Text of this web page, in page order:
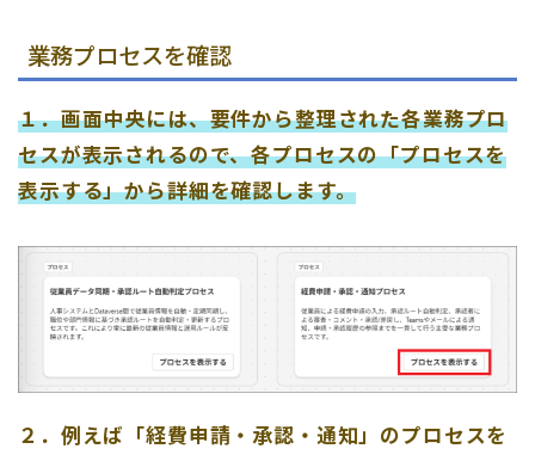
業務プロセスを確認
１．画面中央には、要件から整理された各業務プロ
セスが表示されるので、各プロセスの「プロセスを
表示する」から詳細を確認します。
２．例えば「経費申請・承認・通知」のプロセスを